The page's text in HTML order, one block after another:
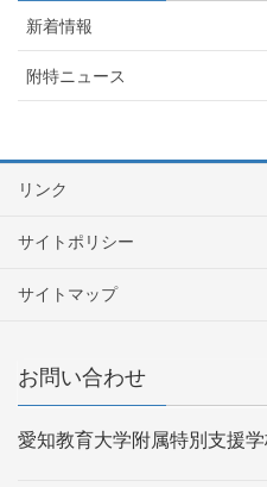
新着情報
附特ニュース
リンク
サイトポリシー
サイトマップ
お問い合わせ
愛知教育大学附属特別支援学